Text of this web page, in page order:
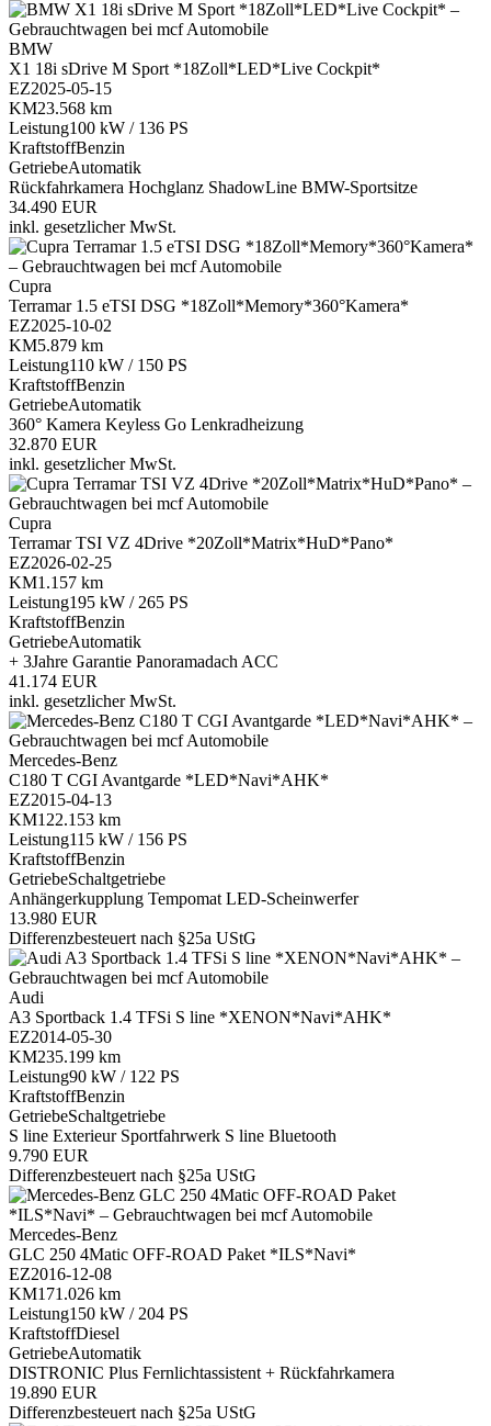
BMW
X1 18i sDrive M Sport *18Zoll*LED*Live Cockpit*
EZ2025-05-15
KM23.568 km
Leistung100 kW / 136 PS
KraftstoffBenzin
GetriebeAutomatik
Rückfahrkamera Hochglanz ShadowLine BMW-Sportsitze
34.490 EUR
inkl. gesetzlicher MwSt.
Cupra
Terramar 1.5 eTSI DSG *18Zoll*Memory*360°Kamera*
EZ2025-10-02
KM5.879 km
Leistung110 kW / 150 PS
KraftstoffBenzin
GetriebeAutomatik
360° Kamera Keyless Go Lenkradheizung
32.870 EUR
inkl. gesetzlicher MwSt.
Cupra
Terramar TSI VZ 4Drive *20Zoll*Matrix*HuD*Pano*
EZ2026-02-25
KM1.157 km
Leistung195 kW / 265 PS
KraftstoffBenzin
GetriebeAutomatik
+ 3Jahre Garantie Panoramadach ACC
41.174 EUR
inkl. gesetzlicher MwSt.
Mercedes-Benz
C180 T CGI Avantgarde *LED*Navi*AHK*
EZ2015-04-13
KM122.153 km
Leistung115 kW / 156 PS
KraftstoffBenzin
GetriebeSchaltgetriebe
Anhängerkupplung Tempomat LED-Scheinwerfer
13.980 EUR
Differenzbesteuert nach §25a UStG
Audi
A3 Sportback 1.4 TFSi S line *XENON*Navi*AHK*
EZ2014-05-30
KM235.199 km
Leistung90 kW / 122 PS
KraftstoffBenzin
GetriebeSchaltgetriebe
S line Exterieur Sportfahrwerk S line Bluetooth
9.790 EUR
Differenzbesteuert nach §25a UStG
Mercedes-Benz
GLC 250 4Matic OFF-ROAD Paket *ILS*Navi*
EZ2016-12-08
KM171.026 km
Leistung150 kW / 204 PS
KraftstoffDiesel
GetriebeAutomatik
DISTRONIC Plus Fernlichtassistent + Rückfahrkamera
19.890 EUR
Differenzbesteuert nach §25a UStG